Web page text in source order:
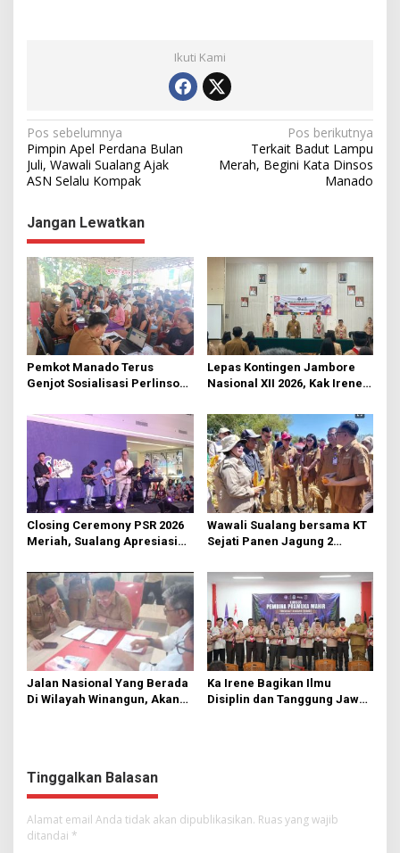
Ikuti Kami
N
a
v
i
g
a
s
i
p
o
s
Pos sebelumnya
Pimpin Apel Perdana Bulan
Juli, Wawali Sualang Ajak
ASN Selalu Kompak
Pos berikutnya
Terkait Badut Lampu
Merah, Begini Kata Dinsos
Manado
Jangan Lewatkan
Pemkot Manado Terus
Genjot Sosialisasi Perlinsos
Lepas Kontingen Jambore
Nasional XII 2026, Kak Irene:
Kesehatan
Closing Ceremony PSR 2026
Meriah, Sualang Apresiasi
GMIM
Wawali Sualang bersama KT
Sejati Panen Jagung 2
Jalan Nasional Yang Berada
Di Wilayah Winangun, Akan
Ka Irene Bagikan Ilmu
Disiplin dan Tanggung Jawab
Tinggalkan Balasan
Alamat email Anda tidak akan dipublikasikan. Ruas yang wajib
ditandai *